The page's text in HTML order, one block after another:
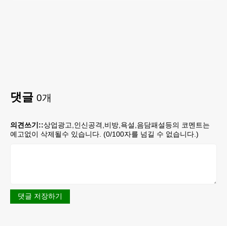
댓글 0개
의견쓰기::상업광고,인신공격,비방,욕설,음담패설등의 코멘트는
예고없이 삭제될수 있습니다. (0/100자를 넘길 수 없습니다.)
댓글 저장하기